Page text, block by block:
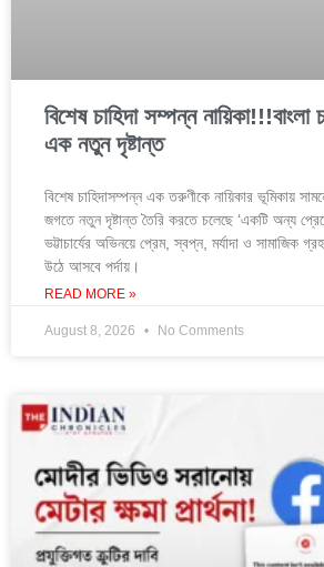
বিশেষ চাহিদা সম্পন্ন
এক নতুন দৃষ্টান্ত
বিশেষ চাহিদাসম্পন্ন এক তরুণীকে নায়িকার ভূমিকায়
জগতে নতুন দৃষ্টান্ত তৈরি করতে চলেছে ‘একটি অন্য
ভট্টাচার্যের অভিনয়ে প্রেম, স্বপ্ন, মর্যাদা ও সামাজিক
উঠে আসবে পর্দায়।
READ MORE »
August 8, 2026 No Comments